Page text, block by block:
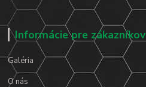
Informácie pre zákazníkov
Galéria
O nás